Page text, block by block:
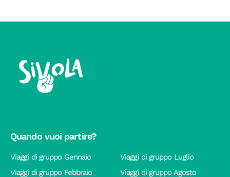
Quando vuoi partire?
Viaggi di gruppo Gennaio
Viaggi di gruppo Febbraio
Viaggi di gruppo Luglio
Viaggi di gruppo Agosto